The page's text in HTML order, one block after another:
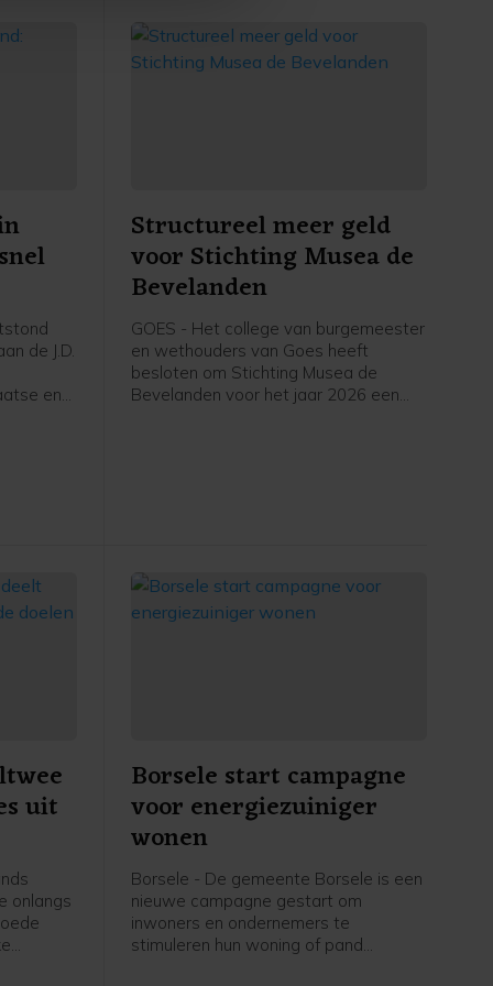
de J.D.
en
Structureel meer geld
voor Stichting Musea de
Bevelanden
GOES - Het college van burgemeester
en wethouders van Goes heeft
besloten om Stichting Musea de
Bevelanden voor het jaar 2026 een
uit
onlangs
Borsele start campagne
voor energiezuiniger
wonen
Borsele - De gemeente Borsele is een
nieuwe campagne gestart om
inwoners en ondernemers te
stimuleren hun woning of pand